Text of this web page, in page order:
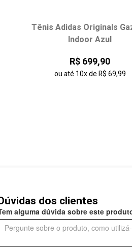
Tênis Adidas Originals
Indoor Azul
R$ 699,90
ou até 10xdeR$ 69,99
dos clientes
alguma dúvida sobre este